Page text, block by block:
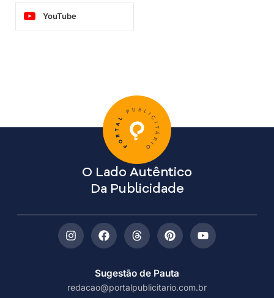
YouTube
Sugestão de Pauta
redacao@portalpublicitario.com.br
O Lado Autêntico
Da Publicidade